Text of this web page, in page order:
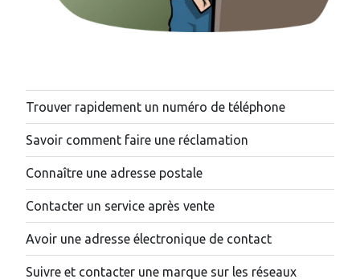
Trouver rapidement un numéro de téléphone
Savoir comment faire une réclamation
Connaître une adresse postale
Contacter un service après vente
Avoir une adresse électronique de contact
Suivre et contacter une marque sur les réseaux